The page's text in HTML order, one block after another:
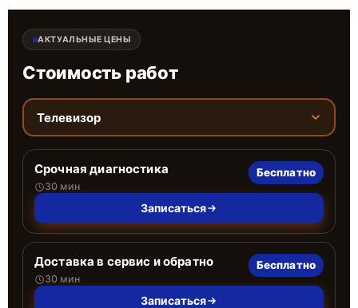
АКТУАЛЬНЫЕ ЦЕНЫ
Стоимость работ
Телевизор
Срочная диагностика
30 мин
Бесплатно
Записаться
Доставка в сервис и обратно
30 мин
Бесплатно
Записаться